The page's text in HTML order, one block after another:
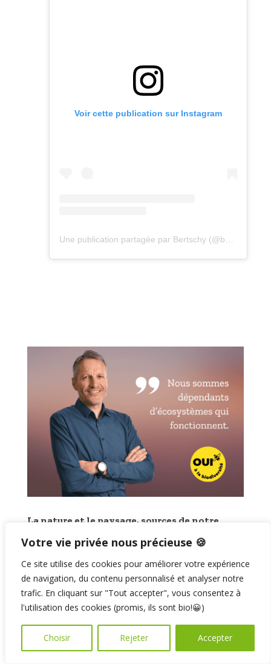
Votre vie privée nous précieuse 🍪
Ce site utilise des cookies pour améliorer votre expérience
de navigation, du contenu personnalisé et analyser notre
trafic. En cliquant sur "Tout accepter", vous consentez à
l'utilisation des cookies (promis, ils sont bio!😀)
Choisir Rejeter Accepter
Voir cette publication sur Instagram
La nature et le paysage, sources de notre
parCCLIVAZ|16 Sep 2024|BIODIVERSITÉ,CLIMAT
Face à l’effondrement des
écosystèmes, l’initiative
Biodiversité vient rappeler que
nous sommes dépendants